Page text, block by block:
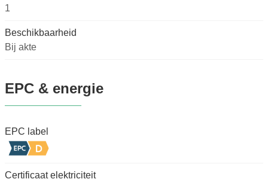
1
Beschikbaarheid
Bij akte
EPC & energie
EPC label
Certificaat elektriciteit